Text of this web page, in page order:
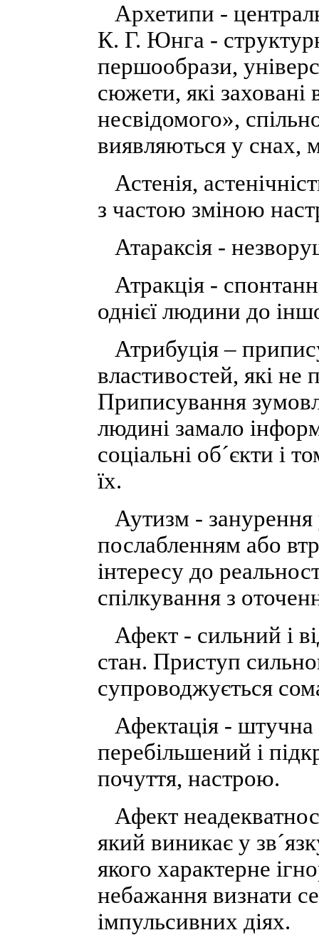
Архетипи -
К. Г. Юнга -
першообрази,
сюжети, які заховані
несвідомого»,
виявляються у снах,
Астенія,
з частою зміною
Атараксія -
Атракція -
однієї людини до
Атрибуція –
властивостей, які не
Приписування
людині замало
соціальні об´єкти і
їх.
Аутизм - занурення
послабленням або
інтересу до
спілкування з
Афект - сильний і
стан. Приступ
супроводжується
Афектація - штучна
перебільшений і
почуття, настрою.
Афект
який виникає у
якого характерне
небажання визнати
імпульсивних діях.